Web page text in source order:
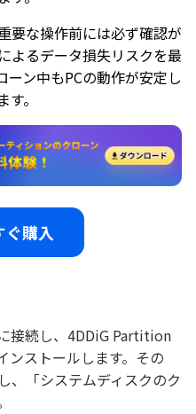
要な操作前には必ず確認が
よるデータ損失リスクを最
ーン中もPCの動作が安定し
。
ぐ購入
接続し、4DDiG Partition
ンストールします。その
、「システムディスクのク